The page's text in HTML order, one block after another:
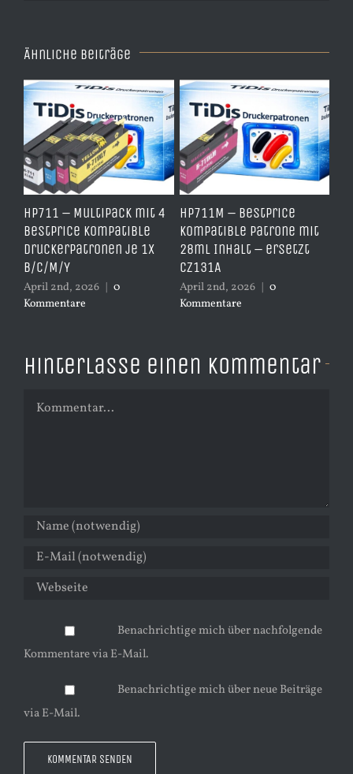
Ähnliche Beiträge
HP711 – Multipack mit 4
BestPrice kompatible
Druckerpatronen je 1x
B/C/M/Y
April 2nd, 2026 | 0
Kommentare
HP711M – BestPrice
kompatible Patrone mit
28ml Inhalt – ersetzt
CZ131A
April 2nd, 2026 | 0
Kommentare
Hinterlasse einen Kommentar
Kommentar
Benachrichtige mich über nachfolgende
Kommentare via E-Mail.
Benachrichtige mich über neue Beiträge
via E-Mail.